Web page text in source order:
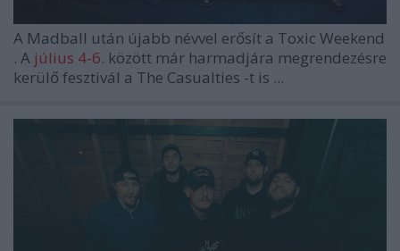
A Madball után újabb névvel erősít a Toxic Weekend
. A július 4-6. között már harmadjára megrendezésre
kerülő fesztivál a The Casualties -t is ...